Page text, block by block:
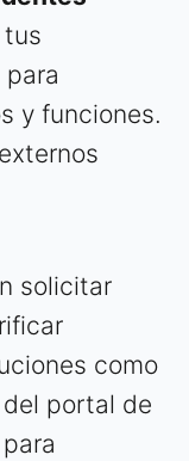
y funciones.
solicitar
como
portal de
para